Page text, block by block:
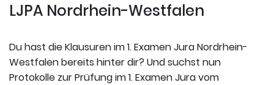
LJPA Nordrhein-Westfalen
Du hast die Klausuren im 1. Examen Jura Nordrhein-
Westfalen bereits hinter dir? Und suchst nun
Protokolle zur Prüfung im 1. Examen Jura vom